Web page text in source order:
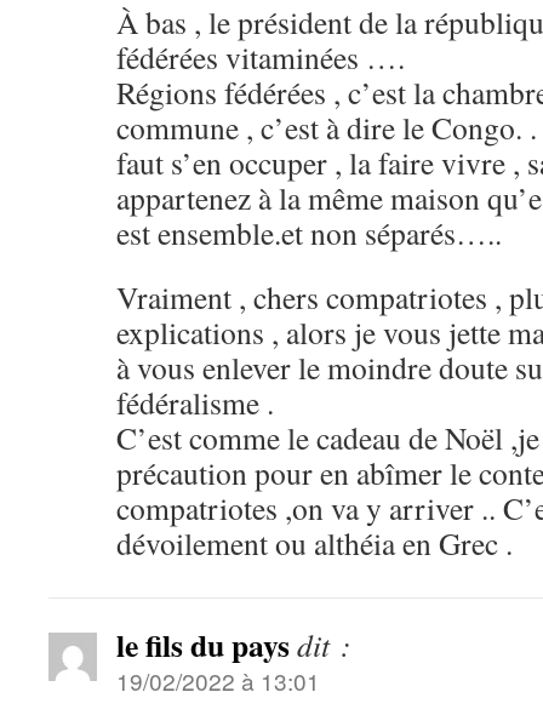
À bas , le président de la
fédérées vitaminées ….
Régions fédérées , c’est la
commune , c’est à dire le Congo.
faut s’en occuper , la faire vivre ,
appartenez à la même maison
est ensemble.et non séparés…..
Vraiment , chers compatriotes ,
explications , alors je vous jette
à vous enlever le moindre doute
fédéralisme .
C’est comme le cadeau de Noël
précaution pour en abîmer le
compatriotes ,on va y arriver ..
dévoilement ou althéia en Grec .
le fils du paysdit :
19/02/2022 à 13:01